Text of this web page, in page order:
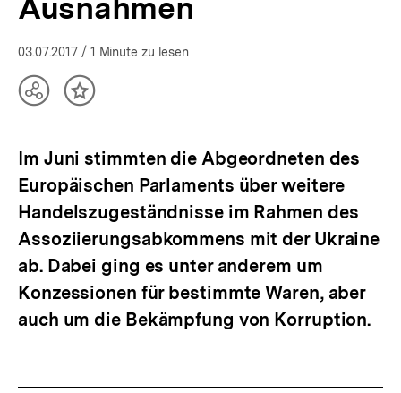
Ausnahmen
03.07.2017 / 1 Minute zu lesen
TeilenInhalt
Im Juni stimmten die Abgeordneten des
Europäischen Parlaments über weitere
Handelszugeständnisse im Rahmen des
Assoziierungsabkommens mit der Ukraine
ab. Dabei ging es unter anderem um
Konzessionen für bestimmte Waren, aber
auch um die Bekämpfung von Korruption.